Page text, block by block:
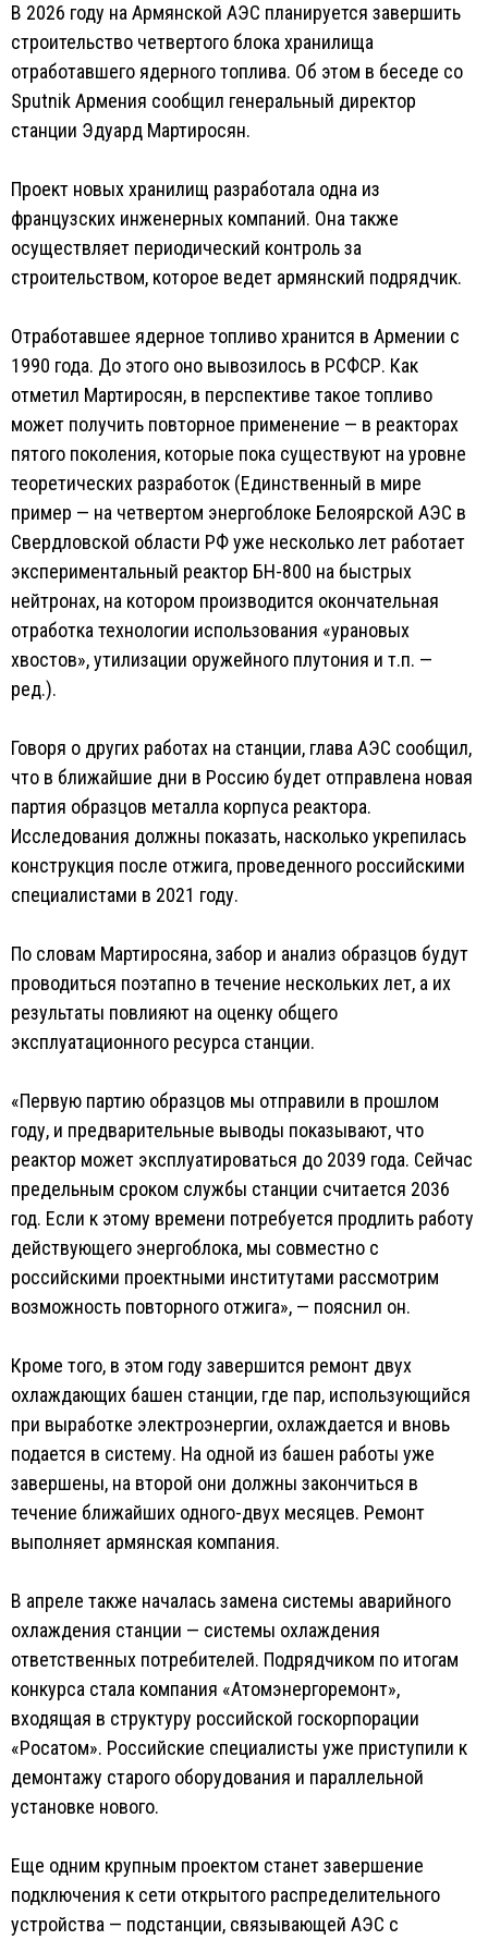
В 2026 году на Армянской АЭС планируется завершить
строительство четвертого блока хранилища
отработавшего ядерного топлива. Об этом в беседе со
Sputnik Армения сообщил генеральный директор
станции Эдуард Мартиросян.
Проект новых хранилищ разработала одна из
французских инженерных компаний. Она также
осуществляет периодический контроль за
строительством, которое ведет армянский подрядчик.
Отработавшее ядерное топливо хранится в Армении с
1990 года. До этого оно вывозилось в РСФСР. Как
отметил Мартиросян, в перспективе такое топливо
может получить повторное применение — в реакторах
пятого поколения, которые пока существуют на уровне
теоретических разработок (Единственный в мире
пример — на четвертом энергоблоке Белоярской АЭС в
Свердловской области РФ уже несколько лет работает
экспериментальный реактор БН-800 на быстрых
нейтронах, на котором производится окончательная
отработка технологии использования «урановых
хвостов», утилизации оружейного плутония и т.п. —
ред.).
Говоря о других работах на станции, глава АЭС сообщил,
что в ближайшие дни в Россию будет отправлена новая
партия образцов металла корпуса реактора.
Исследования должны показать, насколько укрепилась
конструкция после отжига, проведенного российскими
специалистами в 2021 году.
По словам Мартиросяна, забор и анализ образцов будут
проводиться поэтапно в течение нескольких лет, а их
результаты повлияют на оценку общего
эксплуатационного ресурса станции.
«Первую партию образцов мы отправили в прошлом
году, и предварительные выводы показывают, что
реактор может эксплуатироваться до 2039 года. Сейчас
предельным сроком службы станции считается 2036
год. Если к этому времени потребуется продлить работу
действующего энергоблока, мы совместно с
российскими проектными институтами рассмотрим
возможность повторного отжига», — пояснил он.
Кроме того, в этом году завершится ремонт двух
охлаждающих башен станции, где пар, использующийся
при выработке электроэнергии, охлаждается и вновь
подается в систему. На одной из башен работы уже
завершены, на второй они должны закончиться в
течение ближайших одного-двух месяцев. Ремонт
выполняет армянская компания.
В апреле также началась замена системы аварийного
охлаждения станции — системы охлаждения
ответственных потребителей. Подрядчиком по итогам
конкурса стала компания «Атомэнергоремонт»,
входящая в структуру российской госкорпорации
«Росатом». Российские специалисты уже приступили к
демонтажу старого оборудования и параллельной
установке нового.
Еще одним крупным проектом станет завершение
подключения к сети открытого распределительного
устройства — подстанции, связывающей АЭС с